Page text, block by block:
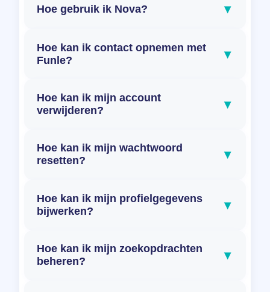
Hoe gebruik ik Nova? ▾
Hoe kan ik contact opnemen met
Funle?
▾
Hoe kan ik mijn account
verwijderen?
▾
Hoe kan ik mijn wachtwoord
resetten?
▾
Hoe kan ik mijn profielgegevens
bijwerken?
▾
Hoe kan ik mijn zoekopdrachten
beheren?
▾